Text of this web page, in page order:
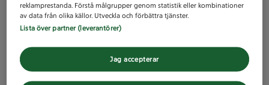
reklamprestanda. Förstå målgrupper genom statistik eller kombinationer
av data från olika källor. Utveckla och förbättra tjänster.
Lista över partner (leverantörer)
Jag accepterar